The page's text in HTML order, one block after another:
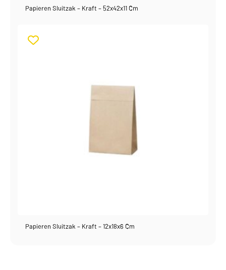
Papieren Sluitzak – Kraft – 52x42x11 Cm
Papieren Sluitzak – Kraft – 12x18x6 Cm